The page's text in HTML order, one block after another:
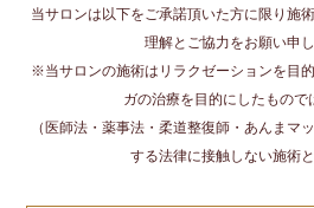
当サロンは以下をご承諾頂いた方に限り施
理解とご協力をお願い申し
※当サロンの施術はリラクゼーションを目
ガの治療を目的にしたもので
（医師法・薬事法・柔道整復師・あんまマ
する法律に接触しない施術と